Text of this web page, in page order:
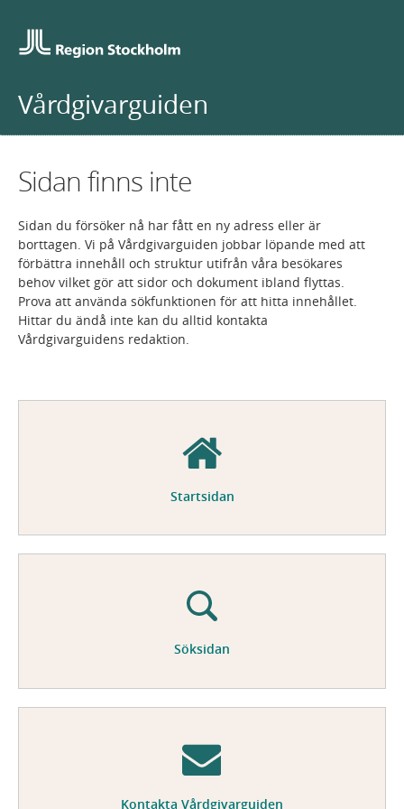
Vårdgivarguiden
Sidan finns inte
Sidan du försöker nå har fått en ny adress eller är
borttagen. Vi på Vårdgivarguiden jobbar löpande med att
förbättra innehåll och struktur utifrån våra besökares
behov vilket gör att sidor och dokument ibland flyttas.
Prova att använda sökfunktionen för att hitta innehållet.
Hittar du ändå inte kan du alltid kontakta
Vårdgivarguidens redaktion.
Startsidan
Söksidan
Kontakta Vårdgivarguiden